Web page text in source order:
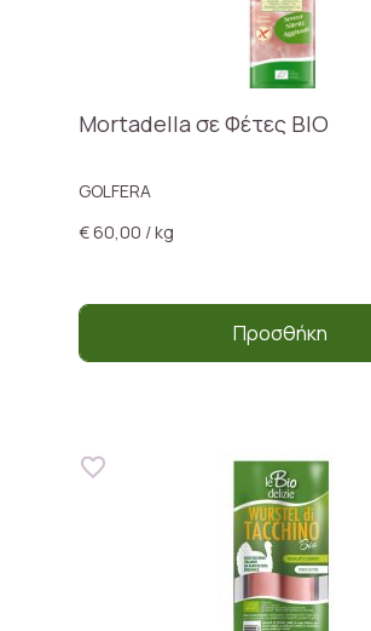
Mortadella σε Φέτες BIO
GOLFERA
€ 60,00 / kg
Προσθήκη